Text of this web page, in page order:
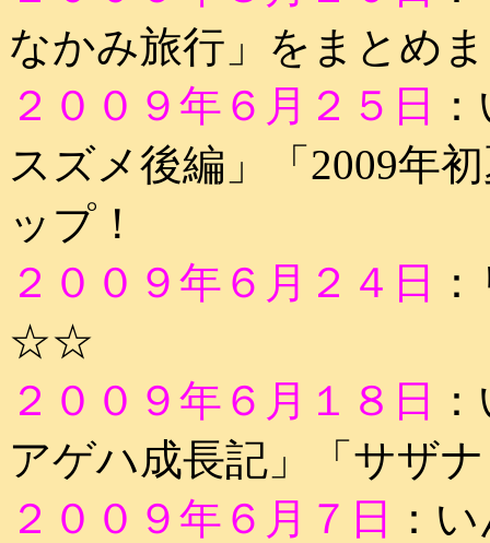
なかみ旅行」をまとめ
２００９年６月２５日
スズメ後編」「2009年
ップ！
２００９年６月２４日
☆☆
２００９年６月１８日
アゲハ成長記」「サザ
２００９年６月７日
：